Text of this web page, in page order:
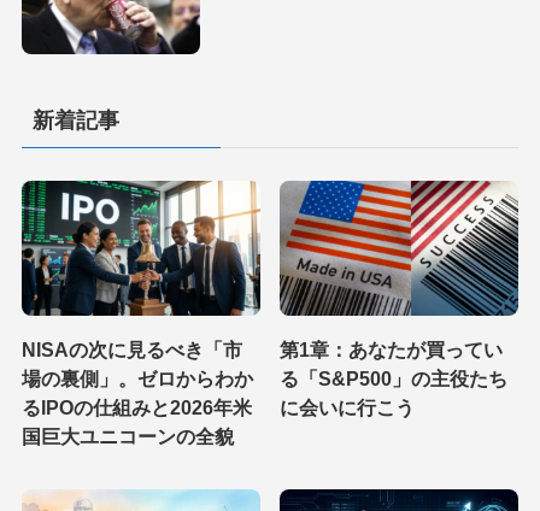
新着記事
NISAの次に見るべき「市
場の裏側」。ゼロからわか
るIPOの仕組みと2026年米
国巨大ユニコーンの全貌
第1章：あなたが買ってい
る「S&P500」の主役たち
に会いに行こう